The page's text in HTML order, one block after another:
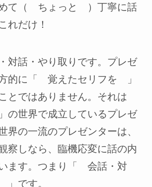
て（ ちょっと ）丁寧に話
れだけ！
対話・やり取りです。プレゼ
的に「 覚えたセリフを 」
とではありません。それは
世界で成立しているプレゼ
界の一流のプレゼンターは、
察しなら、臨機応変に話の内
ます。つまり「 会話・対
です。